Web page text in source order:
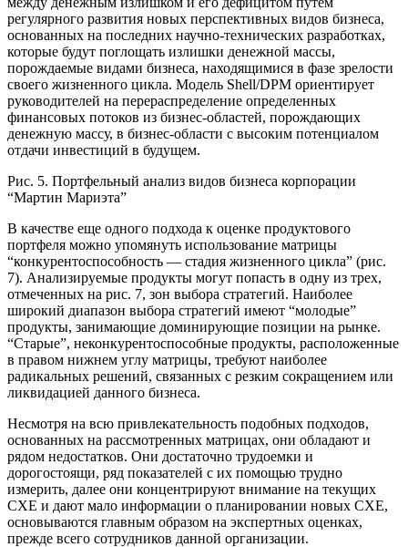
регулярного развития новых перспективных видов бизнеса,
основанных на последних научно-технических разработках,
которые будут поглощать излишки денежной массы,
порождаемые видами бизнеса, находящимися в фазе зрелости
своего жизненного цикла. Модель Shell/DPM ориентирует
руководителей на перераспределение определенных
финансовых потоков из бизнес-областей, порождающих
денежную массу, в бизнес-области с высоким потенциалом
отдачи инвестиций в будущем.
Рис. 5. Портфельный анализ видов бизнеса корпорации
“Мартин Мариэта”
В качестве еще одного подхода к оценке продуктового
портфеля можно упомянуть использование матрицы
“конкурентоспособность — стадия жизненного цикла” (рис.
7). Анализируемые продукты могут попасть в одну из трех,
отмеченных на рис. 7, зон выбора стратегий. Наиболее
широкий диапазон выбора стратегий имеют “молодые”
продукты, занимающие доминирующие позиции на рынке.
“Старые”, неконкурентоспособные продукты, расположенные
в правом нижнем углу матрицы, требуют наиболее
радикальных решений, связанных с резким сокращением или
ликвидацией данного бизнеса.
Несмотря на всю привлекательность подобных подходов,
основанных на рассмотренных матрицах, они обладают и
рядом недостатков. Они достаточно трудоемки и
дорогостоящи, ряд показателей с их помощью трудно
измерить, далее они концентрируют внимание на текущих
СХЕ и дают мало информации о планировании новых СХЕ,
основываются главным образом на экспертных оценках,
прежде всего сотрудников данной организации.